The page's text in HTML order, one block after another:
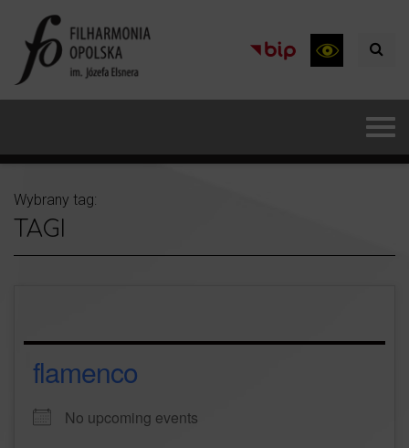
Wybrany tag:
TAGI
flamenco
No upcoming events